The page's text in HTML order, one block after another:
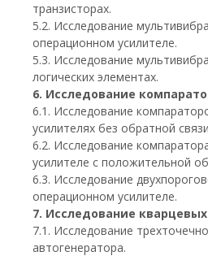
транзисторах.
5.2. Исследование
операционном усилителе.
5.3. Исследование
логических элементах.
6. Исследование
6.1. Исследование
усилителях без обратной
6.2. Исследование
усилителе с положительной
6.3. Исследование
операционном усилителе.
7. Исследование
7.1. Исследование
автогенератора.